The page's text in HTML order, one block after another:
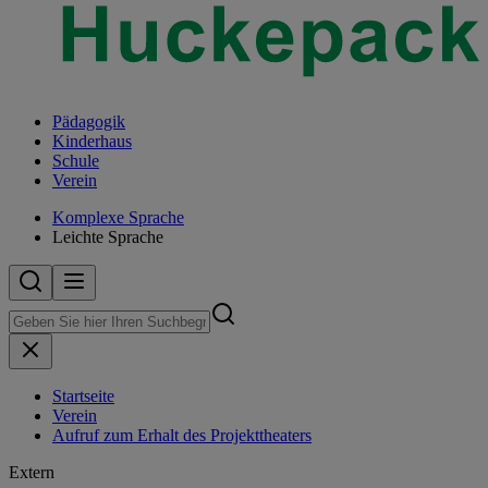
Pädagogik
Kinderhaus
Schule
Verein
Komplexe Sprache
Leichte Sprache
Startseite
Verein
Aufruf zum Erhalt des Projekttheaters
Extern